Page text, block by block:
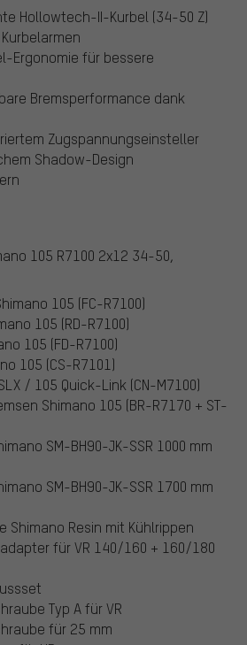
Hollowtech-II-Kurbel (34-50 Z)
Ergonomie für bessere
Bremsperformance dank
Zugspannungseinsteller
Shadow-Design
105 R7100 2x12 34-50,
105 (FC-R7100)
105 (RD-R7100)
105 (FD-R7100)
105 (CS-R7101)
/ 105 Quick-Link (CN-M7100)
Shimano 105 (BR-R7170 + ST-
SM-BH90-JK-SSR 1000 mm
SM-BH90-JK-SSR 1700 mm
Shimano Resin mit Kühlrippen
für VR 140/160 + 160/180
Typ A für VR
für 25 mm